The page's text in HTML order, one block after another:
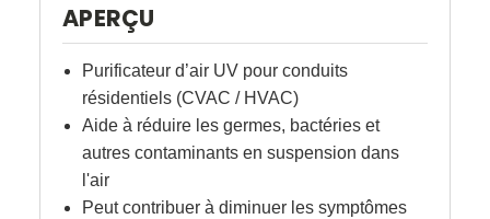
APERÇU
Purificateur d’air UV pour conduits
résidentiels (CVAC / HVAC)
Aide à réduire les germes, bactéries et
autres contaminants en suspension dans
l'air
Peut contribuer à diminuer les symptômes